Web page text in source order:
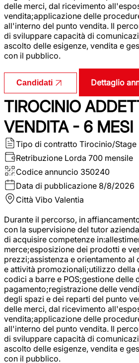
delle merci, dal ricevimento
vendita;applicazione delle
all'interno del punto vendita. Il
di sviluppare capacità di
ascolto delle esigenze, vendita e
con il pubblico.
Candidati Dettaglio
TIROCINIO
VENDITA - 6 MESI
Tipo di contratto Tirocinio/Stage
Retribuzione Lorda 700 mensile
Codice annuncio 350240
Data di pubblicazione 8/8/2026
Città Vibo Valentia
Durante il percorso, in
con la supervisione del tutor
di acquisire competenze
merce;esposizione dei prodotti e
prezzi;assistenza e orientamento al
e attività promozionali;utilizzo della
codici a barre e POS;gestione delle
pagamento;registrazione delle
degli spazi e dei reparti del punto
delle merci, dal ricevimento
vendita;applicazione delle
all'interno del punto vendita. Il
di sviluppare capacità di
ascolto delle esigenze, vendita e
con il pubblico.